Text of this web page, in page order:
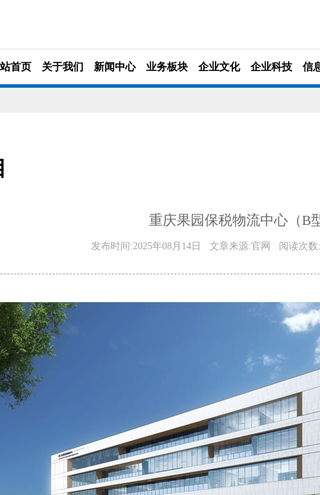
首页 关于我们 新闻中心 业务板块 企业文化 企业科技 信
重庆果园保税物流中心（B
发布时间:2025年08月14日 文章来源:官网 阅读次数